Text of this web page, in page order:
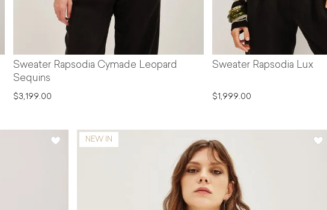
Sweater Rapsodia Cymade Leopard
Sequins
$3,199.00
Sweater Rapsodia Lux
$1,999.00